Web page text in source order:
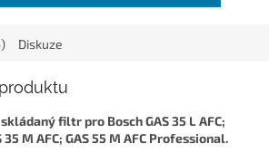
Diskuze
filtr pro Bosch GAS 35 L AFC;
35 M AFC; GAS 55 M AFC Professional.